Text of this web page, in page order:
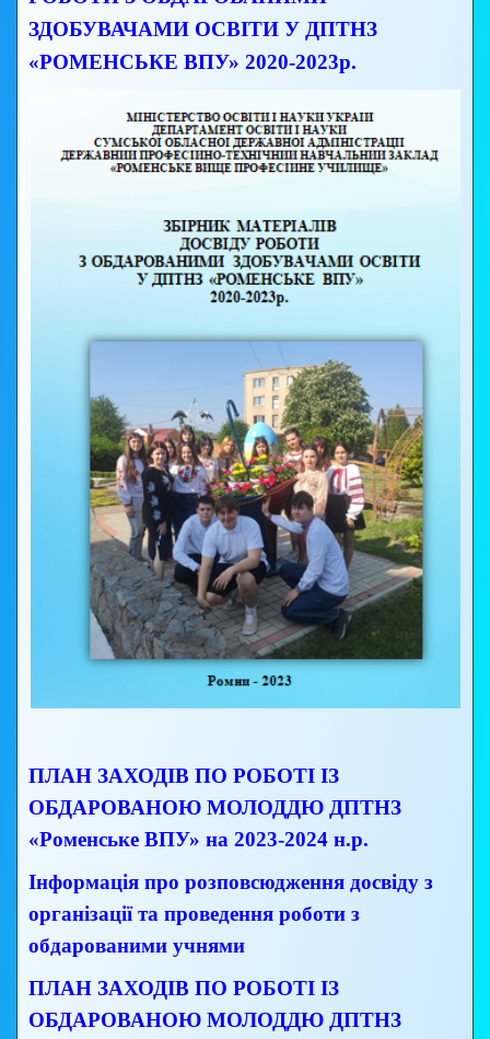
ЗДОБУВАЧАМИ ОСВІТИ У ДПТНЗ
«РОМЕНСЬКЕ ВПУ» 2020-2023р.
ПЛАН ЗАХОДІВ ПО РОБОТІ ІЗ
ОБДАРОВАНОЮ МОЛОДДЮ ДПТНЗ
«Роменське ВПУ» на 2023-2024 н.р.
Інформація про розповсюдження досвіду з
організації та проведення роботи з
обдарованими учнями
ПЛАН ЗАХОДІВ ПО РОБОТІ ІЗ
ОБДАРОВАНОЮ МОЛОДДЮ ДПТНЗ